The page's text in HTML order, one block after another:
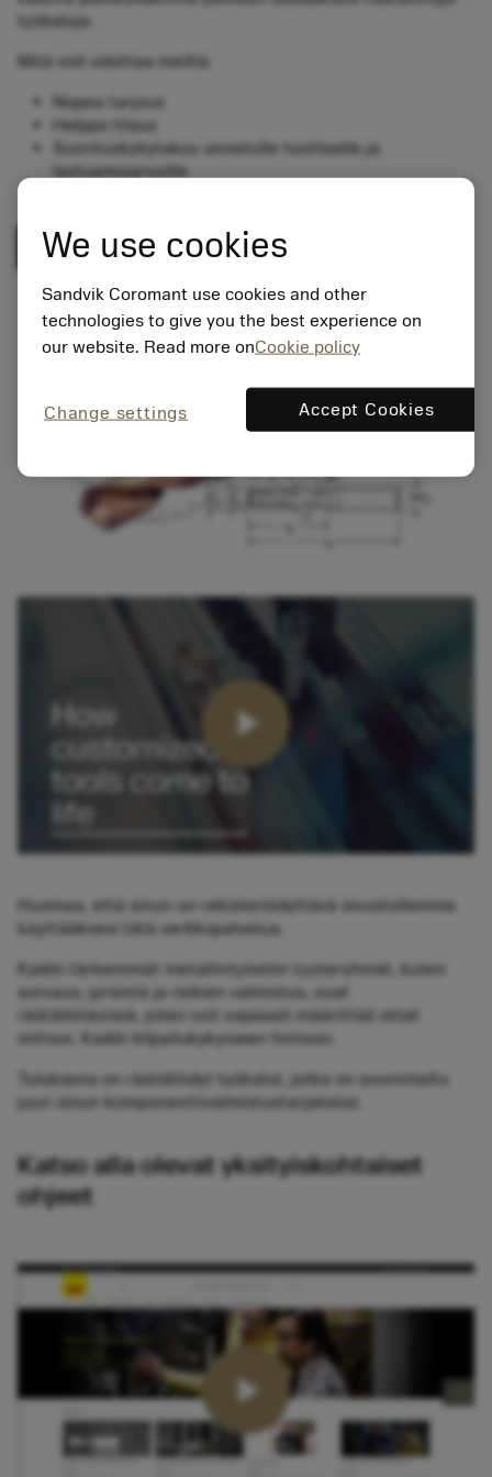
työkaluja.
Mitä voit odottaa meiltä:
Nopea tarjous
Helppo tilaus
Suorituskykytakuu annetulle tuotteelle ja
lastuamisarvoille
Mukauta lastuamistyökalusi nyt
Huomaa, että sinun on rekisteröidyttävä sivustollemme
käyttääksesi tätä verkkopalvelua.
Kaikki tärkeimmät metallintyöstön tuoteryhmät, kuten
sorvaus, jyrsintä ja reikien valmistus, ovat
räätälöitävissä, joten voit vapaasti määrittää omat
mittasi. Kaikki kilpailukykyiseen hintaan.
Tuloksena on räätälöidyt työkalut, jotka on suunniteltu
juuri sinun komponenttivalmistustarpeisiisi.
Katso alla olevat yksityiskohtaiset
ohjeet
We use cookies
Sandvik Coromant use cookies and other
technologies to give you the best experience on
our website. Read more onCookie policy
Change settings Accept Cookies